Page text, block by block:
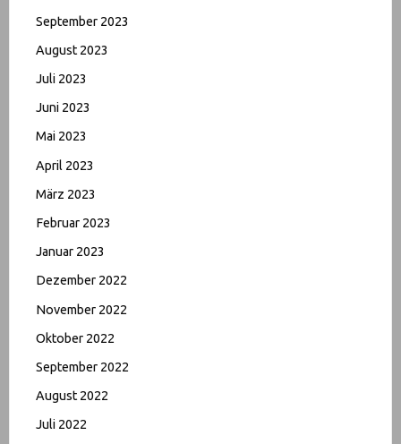
September 2023
August 2023
Juli 2023
Juni 2023
Mai 2023
April 2023
März 2023
Februar 2023
Januar 2023
Dezember 2022
November 2022
Oktober 2022
September 2022
August 2022
Juli 2022